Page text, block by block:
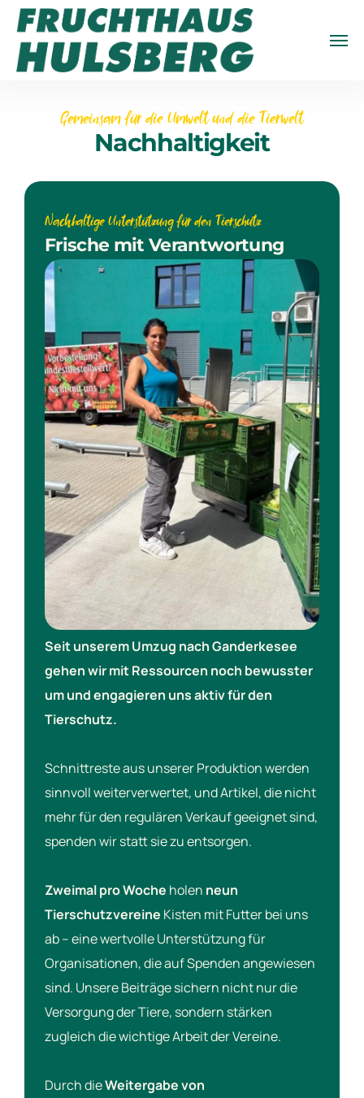
Gemeinsam für die Umwelt und die Tierwelt
Nachhaltigkeit
Nachhaltige Unterstützung für den Tierschutz
Frische mit Verantwortung
Seit unserem Umzug nach Ganderkesee
gehen wir mit Ressourcen noch bewusster
um und engagieren uns aktiv für den
Tierschutz.
Schnittreste aus unserer Produktion werden
sinnvoll weiterverwertet, und Artikel, die nicht
mehr für den regulären Verkauf geeignet sind,
spenden wir statt sie zu entsorgen.
Zweimal pro Woche holen neun
Tierschutzvereine Kisten mit Futter bei uns
ab – eine wertvolle Unterstützung für
Organisationen, die auf Spenden angewiesen
sind. Unsere Beiträge sichern nicht nur die
Versorgung der Tiere, sondern stärken
zugleich die wichtige Arbeit der Vereine.
Durch dieWeitergabe von